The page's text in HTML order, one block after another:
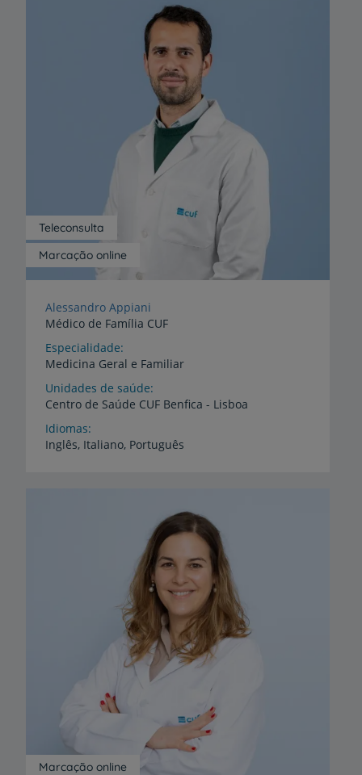
Marcação online
Teleconsulta
Alessandro Appiani
Médico de Família CUF
Especialidade
Medicina Geral e Familiar
Unidades de saúde
Centro de Saúde CUF Benfica - Lisboa
Idiomas
Inglês, Italiano, Português
Marcação online